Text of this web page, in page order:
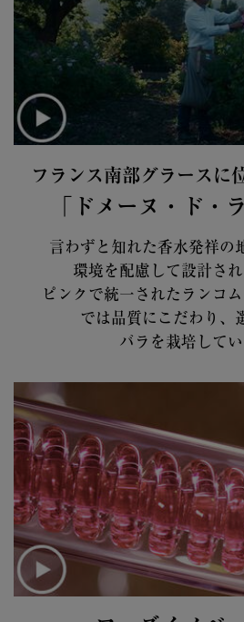
フランス南部グラースに
「ドメーヌ・ド・
言わずと知れた香水発祥の
環境を配慮して設計され
ピンクで統一された ランコ
では品質にこだわり、
バラを栽培してい